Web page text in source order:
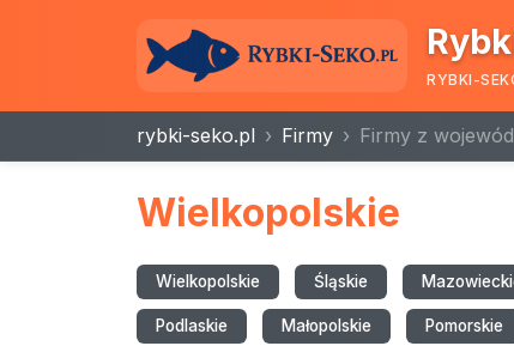
RYBKI-
rybki-seko.pl Firmy Firmy z
Wielkopolskie
Wielkopolskie Śląskie
Podlaskie Małopolskie Pomorskie